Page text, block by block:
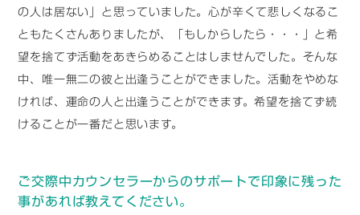
の人は居ない」と思っていました。心が辛くて悲しくなるこ
ともたくさんありましたが、「もしからしたら・・・」と希
望を捨てず活動をあきらめることはしませんでした。そんな
中、唯一無二の彼と出逢うことができました。活動をやめな
ければ、運命の人と出逢うことができます。希望を捨てず続
けることが一番だと思います。
ご交際中カウンセラーからのサポートで印象に残った
事があれば教えてください。